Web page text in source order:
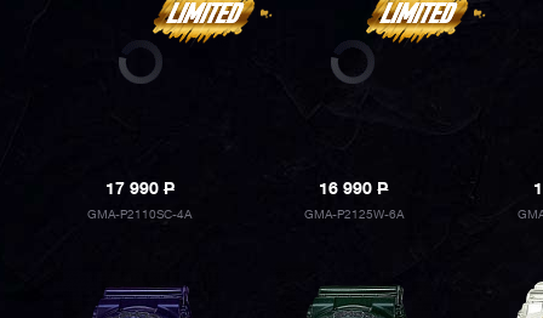
17 990P
GMA-P2110SC-4A
16 990P
GMA-P2125W-6A